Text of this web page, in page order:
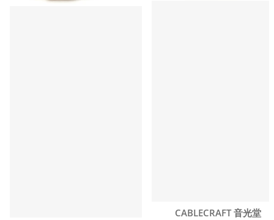
Vendor:
CABLECRAFT 音光堂